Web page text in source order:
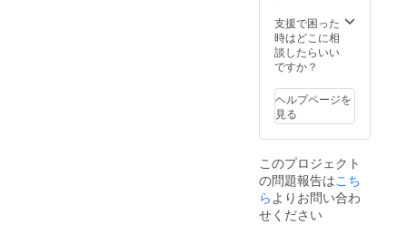
支援で困った
時はどこに相
談したらいい
ですか？
ヘルプページを
見る
このプロジェクト
の問題報告はこち
らよりお問い合わ
せください